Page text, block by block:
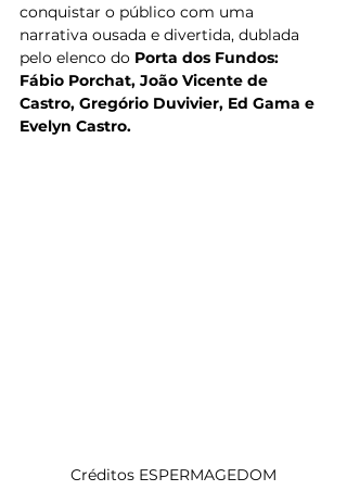
conquistar o público com uma
narrativa ousada e divertida, dublada
pelo elenco do Porta dos Fundos:
Fábio Porchat, João Vicente de
Castro, Gregório Duvivier, Ed Gama e
Evelyn Castro.
Créditos ESPERMAGEDOM